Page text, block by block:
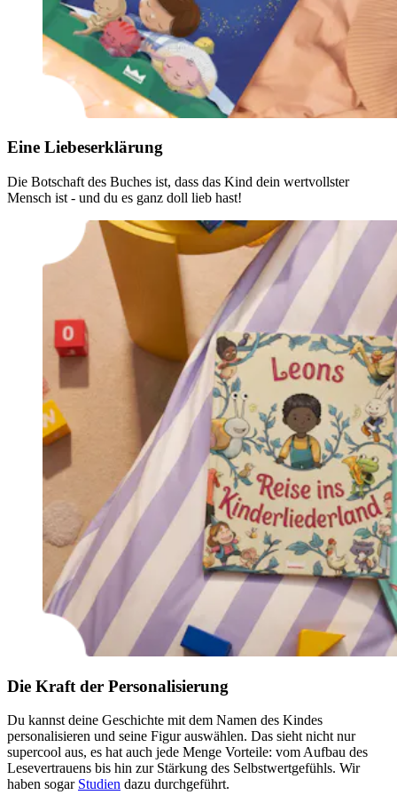
Eine Liebeserklärung
Die Botschaft des Buches ist, dass das Kind dein wertvollster
Mensch ist - und du es ganz doll lieb hast!
Die Kraft der Personalisierung
Du kannst deine Geschichte mit dem Namen des Kindes
personalisieren und seine Figur auswählen. Das sieht nicht nur
supercool aus, es hat auch jede Menge Vorteile: vom Aufbau des
Lesevertrauens bis hin zur Stärkung des Selbstwertgefühls. Wir
haben sogar Studien dazu durchgeführt.